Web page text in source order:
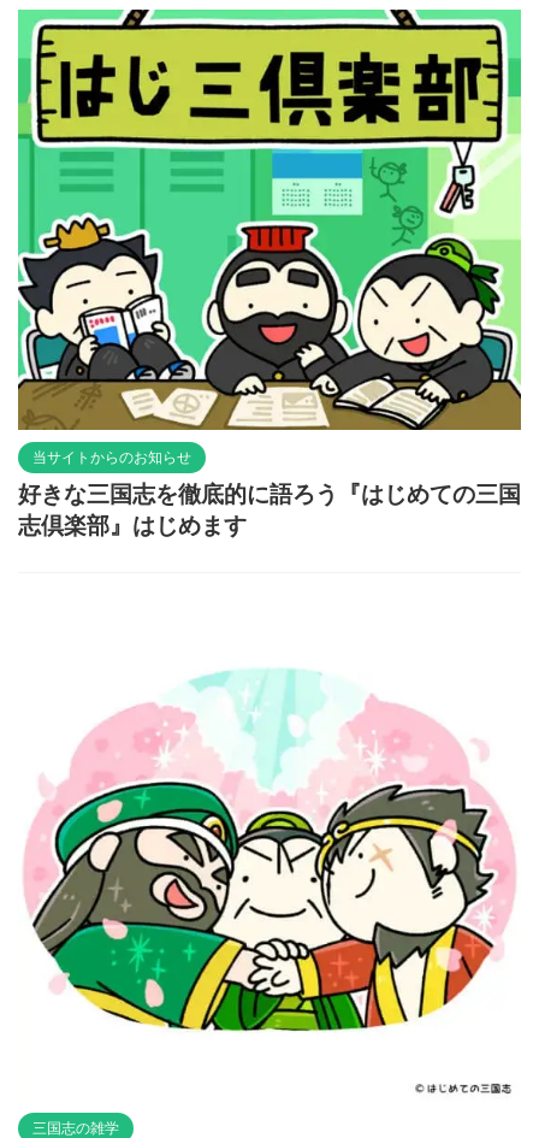
当サイトからのお知らせ
好きな三国志を徹底的に語ろう『はじめての三国
志倶楽部』はじめます
三国志の雑学